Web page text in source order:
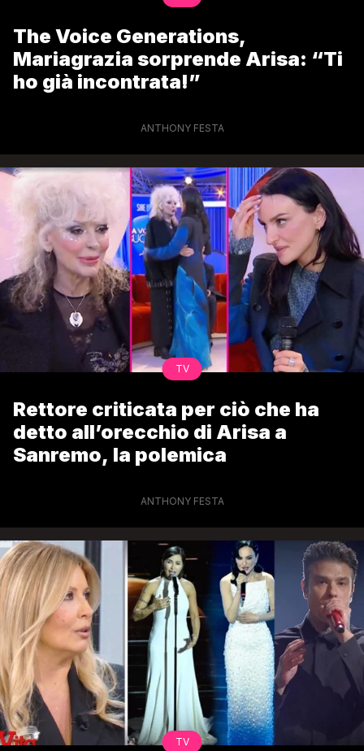
The Voice Generations,
Mariagrazia sorprende Arisa: “Ti
ho già incontrata!”
ANTHONY FESTA
TV
Rettore criticata per ciò che ha
detto all’orecchio di Arisa a
Sanremo, la polemica
ANTHONY FESTA
TV